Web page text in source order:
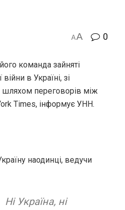
AA 0
команда зайняті
в Україні, зі
переговорів між
Times, інформує УНН.
наодинці, ведучи
Ні Україна, ні